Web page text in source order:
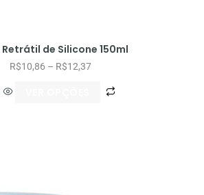
de Silicone 150ml
R$10,86 – R$12,37